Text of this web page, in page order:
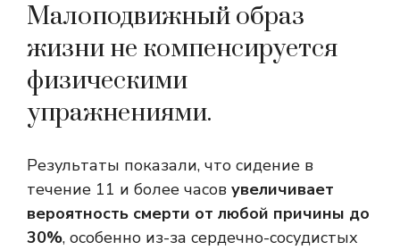
Малоподвижный образ
жизни не компенсируется
физическими
упражнениями.
Результаты показали, что сидение в
течение 11 и более часов увеличивает
вероятность смерти от любой причины до
30%, особенно из-за сердечно-сосудистых